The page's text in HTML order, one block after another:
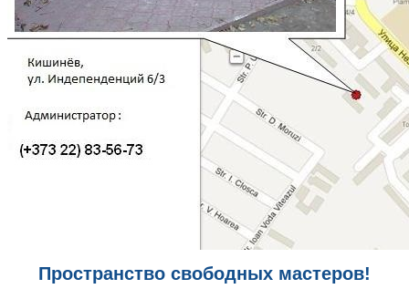
Пространство свободных мастеров!